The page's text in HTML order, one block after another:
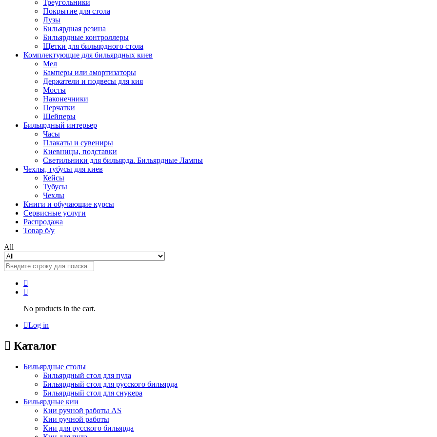
Треугольники
Покрытие для стола
Лузы
Бильярдная резина
Бильярдные контроллеры
Щетки для бильярдного стола
Комплектующие для бильярдных киев
Мел
Бамперы или амортизаторы
Держатели и подвесы для кия
Мосты
Наконечники
Перчатки
Шейперы
Бильярдный интерьер
Часы
Плакаты и сувениры
Киевницы, подставки
Светильники для бильярда. Бильярдные Лампы
Чехлы, тубусы для киев
Кейсы
Тубусы
Чехлы
Книги и обучающие курсы
Сервисные услуги
Распродажа
Товар б/у
All
No products in the cart.
Log in
Каталог
Бильярдные столы
Бильярдный стол для пула
Бильярдный стол для русского бильярда
Бильярдный стол для снукера
Бильярдные кии
Кии ручной работы AS
Кии ручной работы
Кии для русского бильярда